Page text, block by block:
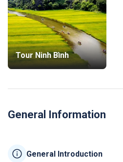
Tour Ninh Bình
General Information
General Introduction